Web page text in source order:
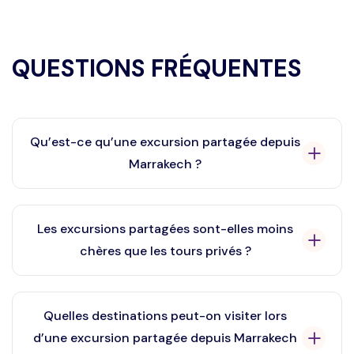
QUESTIONS FRÉQUENTES
Qu’est-ce qu’une excursion partagée depuis
Marrakech ?
Une excursion partagée depuis Marrakech est une
sortie en groupe où plusieurs voyageurs partagent le
transport et le guide pour visiter des destinations
Les excursions partagées sont-elles moins
chères que les tours privés ?
Oui, elles sont plus économiques car les frais de
transport et de guide sont partagés entre les
participants.
Quelles destinations peut-on visiter lors
d’une excursion partagée depuis Marrakech